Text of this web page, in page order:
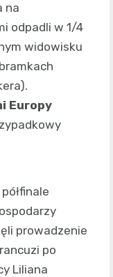
na
odpadli w 1/4
widowisku
Europy
prowadzenie
po
Liliana